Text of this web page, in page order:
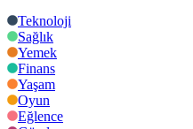
Teknoloji
Sağlık
Yemek
Finans
Yaşam
Oyun
Eğlence